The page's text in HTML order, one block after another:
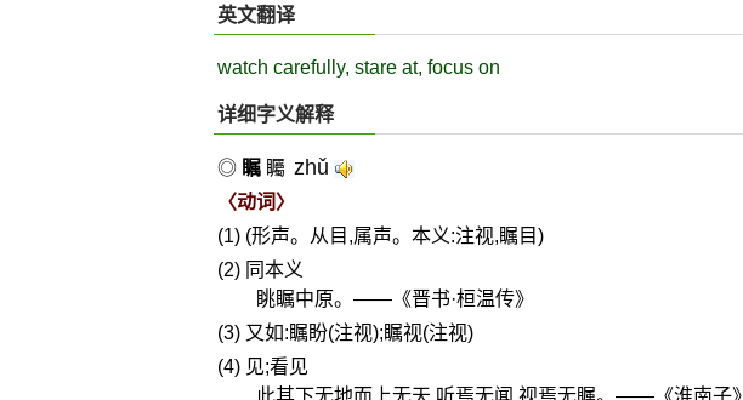
英文翻译
watch carefully, stare at, focus on
详细字义解释
◎ 瞩矚 zhǔ
〈动词〉
(1) (形声。从目,属声。本义:注视,瞩目)
(2) 同本义
眺瞩中原。——《晋书·桓温传》
(3) 又如:瞩盼(注视);瞩视(注视)
(4) 见;看见
此其下无地而上无天,听焉无闻,视焉无瞩。——《淮南子》